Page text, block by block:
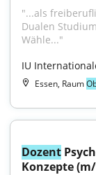
"...als
Dualen
Wähle..."
IU
Essen, Raum
Dozent
Konzepte